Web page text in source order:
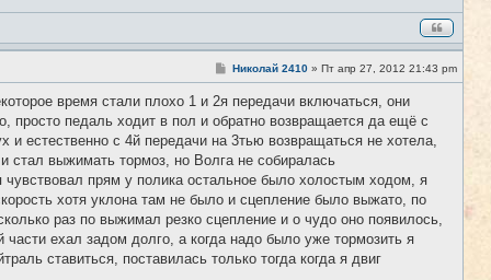
#10
С
о
б
щ
е
н
и
Николай 2410 » Пт апр 27, 2012 21:43 pm
время стали плохо 1 и 2я передачи включаться, они
просто педаль ходит в пол и обратно возвращается да ещё с
и естественно с 4й передачи на 3тью возвращаться не хотела,
стал выжимать тормоз, но Волга не собиралась
чувствовал прям у полика остальное было холостым ходом, я
хотя уклона там не было и сцепление было выжато, по
раз по выжимал резко сцепление и о чудо оно появилось,
части ехал задом долго, а когда надо было уже тормозить я
ставиться, поставилась только тогда когда я двиг